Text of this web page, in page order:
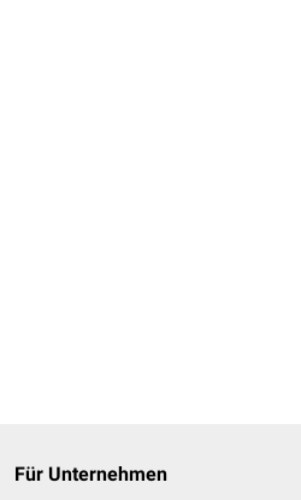
Für Unternehmen